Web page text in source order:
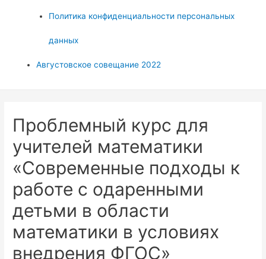
Политика конфиденциальности персональных
данных
Августовское совещание 2022
Проблемный курс для
учителей математики
«Современные подходы к
работе с одаренными
детьми в области
математики в условиях
внедрения ФГОС»